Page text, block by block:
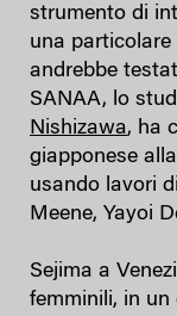
strumento di
una particolare
andrebbe
SANAA, lo
Nishizawa, ha
giapponese
usando lavori
Meene, Yayoi
Sejima a
femminili, in un